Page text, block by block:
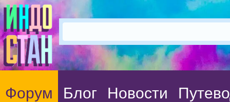
Форум Блог Новости